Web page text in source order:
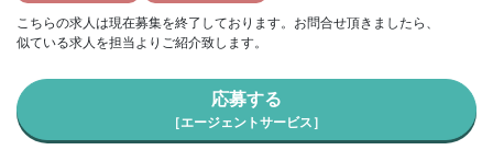
こちらの求人は現在募集を終了しております。お問合せ頂きましたら、
似ている求人を担当よりご紹介致します。
応募する
［エージェントサービス］